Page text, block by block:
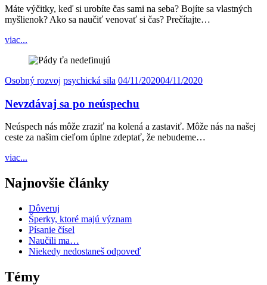
Máte výčitky, keď si urobíte čas sami na seba? Bojíte sa vlastných
myšlienok? Ako sa naučiť venovať si čas? Prečítajte…
viac...
Osobný rozvoj psychická sila 04/11/202004/11/2020
Nevzdávaj sa po neúspechu
Neúspech nás môže zraziť na kolená a zastaviť. Môže nás na našej
ceste za našim cieľom úplne zdeptať, že nebudeme…
viac...
Najnovšie články
Dôveruj
Šperky, ktoré majú význam
Písanie čísel
Naučili ma…
Niekedy nedostaneš odpoveď
Témy